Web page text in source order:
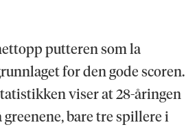
putteren som la
for den gode scoren.
viser at 28-åringen
greenene, bare tre spillere i